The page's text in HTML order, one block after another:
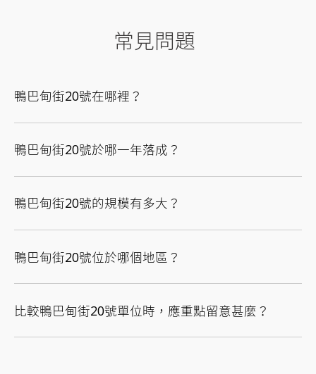
常見問題
鴨巴甸街20號在哪裡？
鴨巴甸街20號於哪一年落成？
鴨巴甸街20號的規模有多大？
鴨巴甸街20號位於哪個地區？
比較鴨巴甸街20號單位時，應重點留意甚麼？